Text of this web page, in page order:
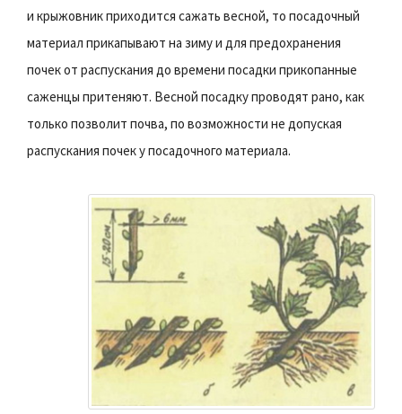
и крыжовник приходится сажать весной, то посадочный
материал прикапывают на зиму и для предохранения
почек от распускания до времени посадки прикопанные
саженцы притеняют. Весной посадку проводят рано, как
только позволит почва, по возможности не допуская
распускания почек у посадочного материала.